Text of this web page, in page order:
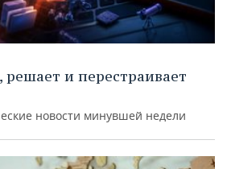
и перестраивает
новости минувшей недели